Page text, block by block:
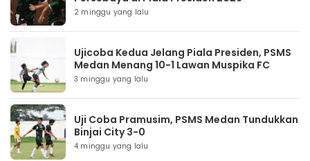
2 minggu yang lalu
Ujicoba Kedua Jelang Piala Presiden, PSMS
Medan Menang 10-1 Lawan Muspika FC
3 minggu yang lalu
Uji Coba Pramusim, PSMS Medan Tundukkan
Binjai City 3-0
4 minggu yang lalu